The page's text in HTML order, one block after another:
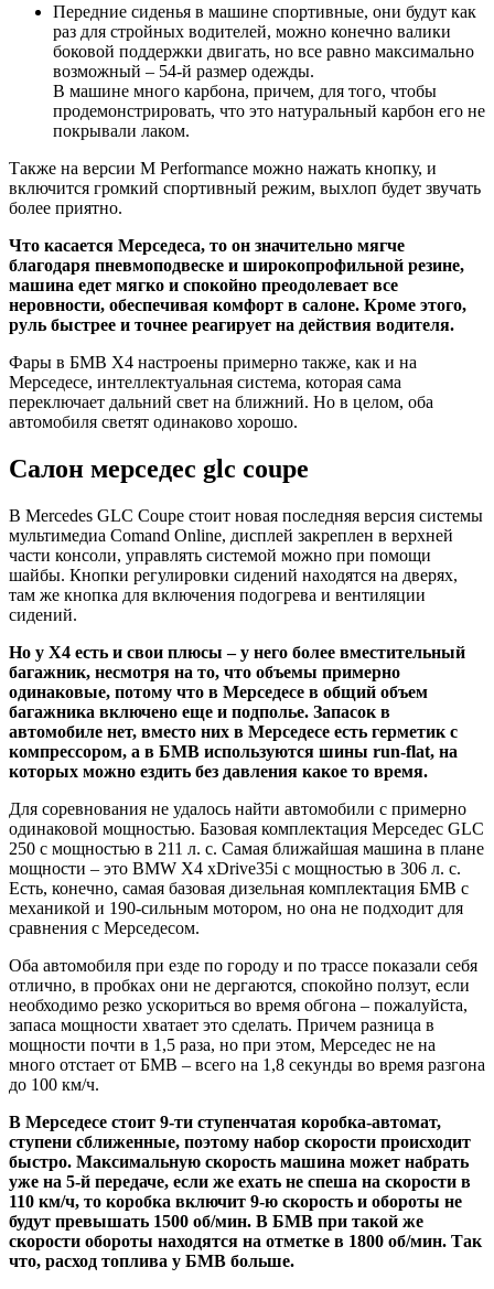
Передние сиденья в машине спортивные, они будут как
раз для стройных водителей, можно конечно валики
боковой поддержки двигать, но все равно максимально
возможный – 54-й размер одежды.
В машине много карбона, причем, для того, чтобы
продемонстрировать, что это натуральный карбон его не
покрывали лаком.
Также на версии M Performance можно нажать кнопку, и
включится громкий спортивный режим, выхлоп будет звучать
более приятно.
Что касается Мерседеса, то он значительно мягче
благодаря пневмоподвеске и широкопрофильной резине,
машина едет мягко и спокойно преодолевает все
неровности, обеспечивая комфорт в салоне. Кроме этого,
руль быстрее и точнее реагирует на действия водителя.
Фары в БМВ Х4 настроены примерно также, как и на
Мерседесе, интеллектуальная система, которая сама
переключает дальний свет на ближний. Но в целом, оба
автомобиля светят одинаково хорошо.
Салон мерседес glc coupe
В Mercedes GLC Coupe стоит новая последняя версия системы
мультимедиа Comand Online, дисплей закреплен в верхней
части консоли, управлять системой можно при помощи
шайбы. Кнопки регулировки сидений находятся на дверях,
там же кнопка для включения подогрева и вентиляции
сидений.
Но у X4 есть и свои плюсы – у него более вместительный
багажник, несмотря на то, что объемы примерно
одинаковые, потому что в Мерседесе в общий объем
багажника включено еще и подполье. Запасок в
автомобиле нет, вместо них в Мерседесе есть герметик с
компрессором, а в БМВ используются шины run-flat, на
которых можно ездить без давления какое то время.
Для соревнования не удалось найти автомобили с примерно
одинаковой мощностью. Базовая комплектация Мерседес GLC
250 с мощностью в 211 л. с. Самая ближайшая машина в плане
мощности – это BMW X4 xDrive35i с мощностью в 306 л. с.
Есть, конечно, самая базовая дизельная комплектация БМВ с
механикой и 190-сильным мотором, но она не подходит для
сравнения с Мерседесом.
Оба автомобиля при езде по городу и по трассе показали себя
отлично, в пробках они не дергаются, спокойно ползут, если
необходимо резко ускориться во время обгона – пожалуйста,
запаса мощности хватает это сделать. Причем разница в
мощности почти в 1,5 раза, но при этом, Мерседес не на
много отстает от БМВ – всего на 1,8 секунды во время разгона
до 100 км/ч.
В Мерседесе стоит 9-ти ступенчатая коробка-автомат,
ступени сближенные, поэтому набор скорости происходит
быстро. Максимальную скорость машина может набрать
уже на 5-й передаче, если же ехать не спеша на скорости в
110 км/ч, то коробка включит 9-ю скорость и обороты не
будут превышать 1500 об/мин. В БМВ при такой же
скорости обороты находятся на отметке в 1800 об/мин. Так
что, расход топлива у БМВ больше.